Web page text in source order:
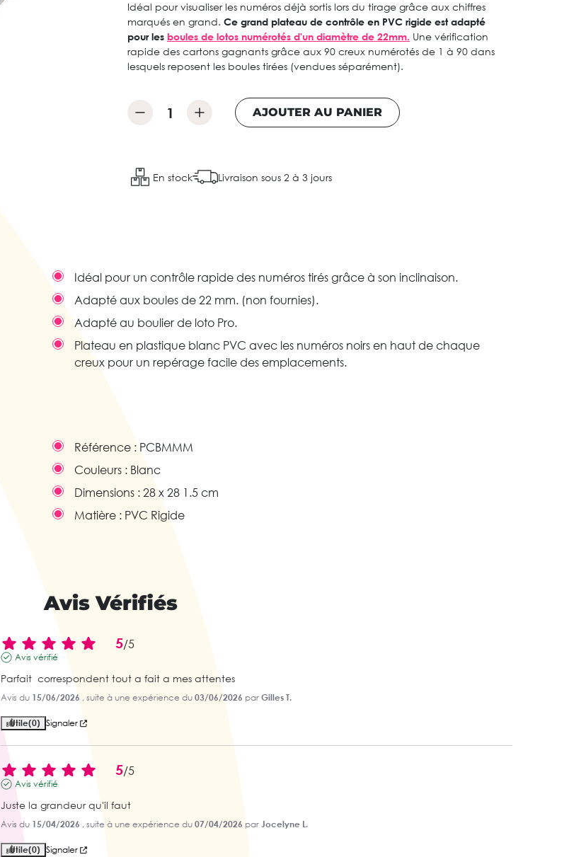
Idéal pour visualiser les numéros déjà sortis lors du tirage grâce aux chiffres
marqués en grand. Ce grand plateau de contrôle en PVC rigide est adapté
pour les boules de lotos numérotés d'un diamètre de 22mm. Une vérification
rapide des cartons gagnants grâce aux 90 creux numérotés de 1 à 90 dans
lesquels reposent les boules tirées (vendues séparément).
AJOUTER AU PANIER
En stock Livraison sous 2 à 3 jours
Idéal pour un contrôle rapide des numéros tirés grâce à son inclinaison.
Adapté aux boules de 22 mm. (non fournies).
Adapté au boulier de loto Pro.
Plateau en plastique blanc PVC avec les numéros noirs en haut de chaque
creux pour un repérage facile des emplacements.
Référence : PCBMMM
Couleurs : Blanc
Dimensions : 28 x 28 1.5 cm
Matière : PVC Rigide
Avis Vérifiés
5/5
Avis vérifié
Parfait  correspondent tout a fait a mes attentes
Avis du 15/06/2026 , suite à une expérience du 03/06/2026 par Gilles T.
Utile(0) Signaler
5/5
Avis vérifié
Juste la grandeur qu'il faut
Avis du 15/04/2026 , suite à une expérience du 07/04/2026 par Jocelyne L.
Utile(0) Signaler